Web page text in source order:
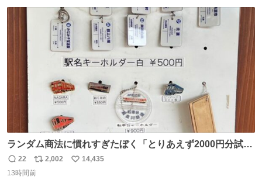
数
ランダム商法に慣れすぎたぼく「とりあえず2000円分試し
てみるか…」 駅員さん「どれが欲しいの？」 ぼく「えっ
良いんですか？」 駅員さん「何が…？？」 やっぱランダム
返
信
22
リ
ポ
2,002
い
14,435
13時間前